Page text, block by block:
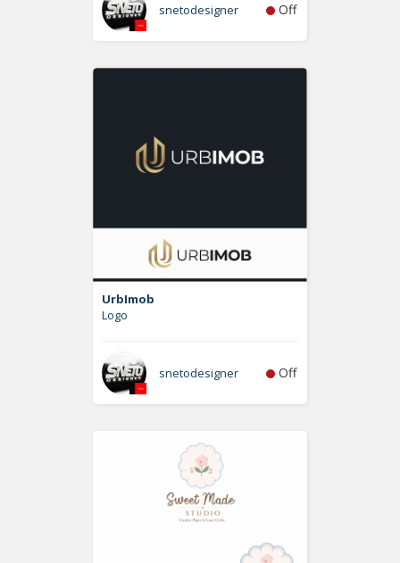
snetodesigner Off
UrbImob
Logo
snetodesigner Off